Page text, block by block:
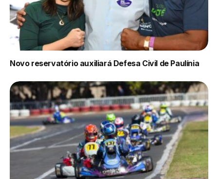
Novo reservatório auxiliará Defesa Civil de Paulínia